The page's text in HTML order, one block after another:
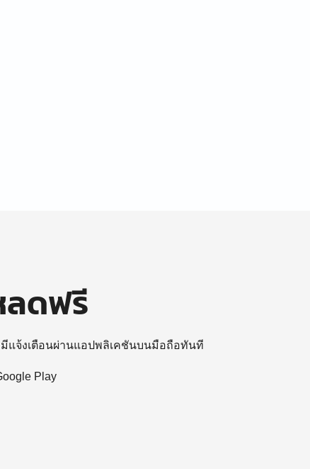
ลดฟรี
แจ้งเตือนผ่านแอปพลิเคชันบนมือถือทันที
Play